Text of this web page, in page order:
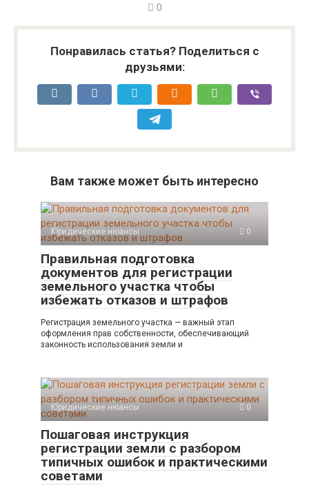
0
Понравилась статья? Поделиться с
друзьями:
Вам также может быть интересно
Юридические нюансы 0
Правильная подготовка
документов для регистрации
земельного участка чтобы
избежать отказов и штрафов
Регистрация земельного участка — важный этап
оформления прав собственности, обеспечивающий
законность использования земли и
Юридические нюансы 0
Пошаговая инструкция
регистрации земли с разбором
типичных ошибок и практическими
советами